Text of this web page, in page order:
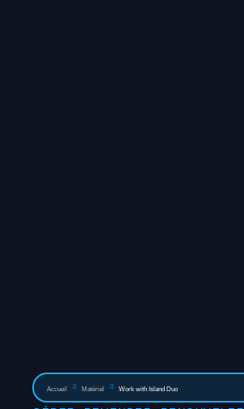
Accueil Matériel Work with Island Duo